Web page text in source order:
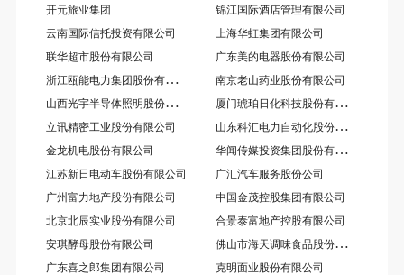
开元旅业集团
锦江国际酒店管理有限公司
云南国际信托投资有限公司
上海华虹集团有限公司
联华超市股份有限公司
广东美的电器股份有限公司
浙
江瓯能电力集团股份有限公司 南京老山药业股份有限公司
山
西光宇半导体照明股份有限公司 厦
门琥珀日化科技股份有限公司
立讯精密工业股份有限公司 山
东科汇电力自动化股份有限公司
金龙机电股份有限公司 华
闻传媒投资集团股份有限公司
江苏新日电动车股份有限公司
广汇汽车服务股份公司
广州富力地产股份有限公司
中国金茂控股集团有限公司
北京北辰实业股份有限公司
合景泰富地产控股有限公司
安琪酵母股份有限公司
佛
山市海天调味食品股份有限公司
广东喜之郎集团有限公司
克明面业股份有限公司